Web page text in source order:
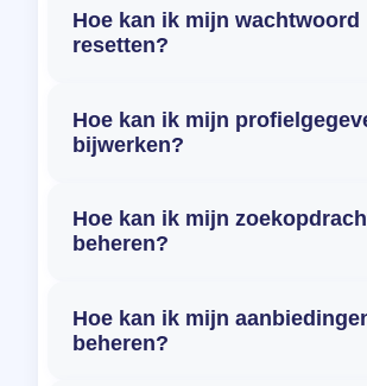
Hoe kan ik mijn wachtwoord
resetten?
Hoe kan ik mijn
bijwerken?
Hoe kan ik mijn
beheren?
Hoe kan ik mijn
beheren?